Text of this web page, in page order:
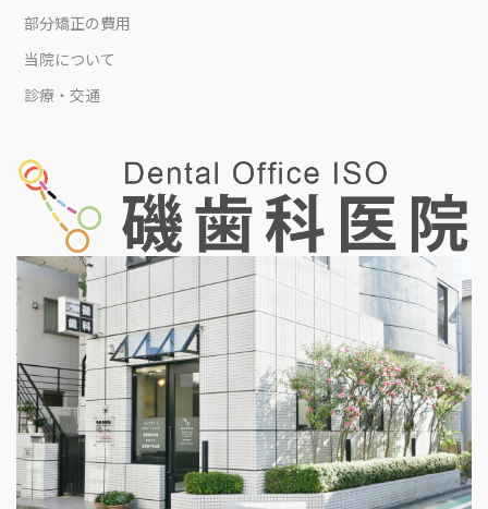
部分矯正の費用
当院について
診療・交通